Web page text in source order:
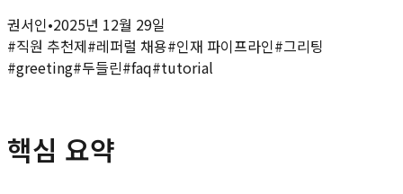
권서인•2025년 12월 29일
#직원 추천제#레퍼럴 채용#인재 파이프라인#그리팅
#greeting#두들린#faq#tutorial
핵심 요약